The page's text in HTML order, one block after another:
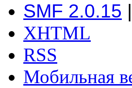
SMF 2.0.15 |
XHTML
RSS
Мобильная